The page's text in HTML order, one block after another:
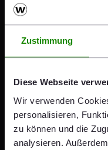
Zustimmung
Diese Webseite
Wir verwenden
personalisieren,
zu können und die
analysieren.
produzieren
Ein weiterer Hebel
Brennen von Ziegeln
Wienerberger macht
klimafreundlicher –